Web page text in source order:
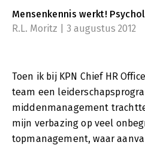
Mensenkennis werkt!
R.L. Moritz | 3 augustus 2012
Toen ik bij KPN Chief HR
team een
middenmanagement
mijn verbazing op veel
topmanagement, waar